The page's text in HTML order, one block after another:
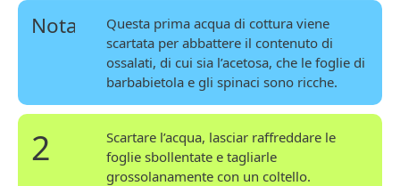
Nota
Questa prima acqua di cottura viene
scartata per abbattere il contenuto di
ossalati, di cui sia l’acetosa, che le foglie di
barbabietola e gli spinaci sono ricche.
2
Scartare l’acqua, lasciar raffreddare le
foglie sbollentate e tagliarle
grossolanamente con un coltello.